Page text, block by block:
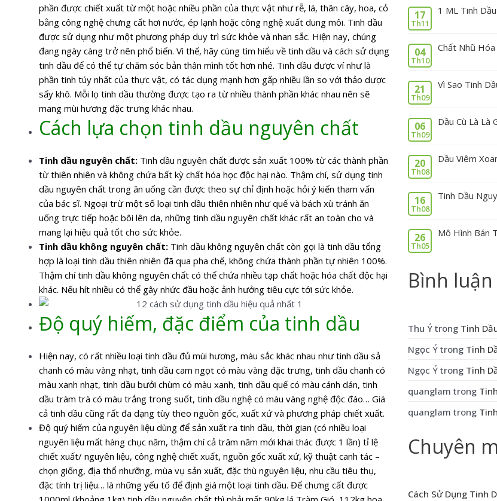
phần được chiết xuất từ một hoặc nhiều phần của thực vật như rễ, lá, thân cây, hoa, cỏ
bằng công nghệ chưng cất hơi nước, ép lạnh hoặc công nghệ xuất dung môi. Tinh dầu
được sử dụng như một phương pháp duy trì sức khỏe và nhan sắc. Hiện nay, chúng
đang ngày càng trở nên phổ biến. Vì thế, hãy cùng tìm hiểu về tinh dầu và cách sử dụng
tinh dầu để có thể tự chăm sóc bản thân mình tốt hơn nhé. Tinh dầu được ví như là
phần tinh túy nhất của thực vật, có tác dụng mạnh hơn gấp nhiều lần so với thảo dược
sấy khô. Mỗi lọ tinh dầu thường được tạo ra từ nhiều thành phần khác nhau nên sẽ
mang mùi hương đặc trưng khác nhau.
Cách lựa chọn tinh dầu nguyên chất
Tinh dầu nguyên chất: Tinh dầu nguyên chất được sản xuất 100% từ các thành phần
từ thiên nhiên và không chứa bất kỳ chất hóa học độc hại nào. Thậm chí, sử dụng tinh
dầu nguyên chất trong ăn uống cần được theo sự chỉ định hoặc hỏi ý kiến tham vấn
của bác sĩ. Ngoại trừ một số loại tinh dầu thiên nhiên như quế và bách xù tránh ăn
uống trực tiếp hoặc bôi lên da, những tinh dầu nguyên chất khác rất an toàn cho và
mang lại hiệu quả tốt cho sức khỏe.
Tinh dầu không nguyên chất: Tinh dầu không nguyên chất còn gọi là tinh dầu tổng
hợp là loại tinh dầu thiên nhiên đã qua pha chế, không chứa thành phần tự nhiên 100%.
Thậm chí tinh dầu không nguyên chất có thể chứa nhiều tạp chất hoặc hóa chất độc hại
khác. Nếu hít nhiều có thể gây nhức đầu hoặc ảnh hưởng tiêu cực tới sức khỏe.
Độ quý hiếm, đặc điểm của tinh dầu
Hiện nay, có rất nhiều loại tinh dầu đủ mùi hương, màu sắc khác nhau như tinh dầu sả
chanh có màu vàng nhạt, tinh dầu cam ngọt có màu vàng đặc trưng, tinh dầu chanh có
màu xanh nhạt, tinh dầu bưởi chùm có màu xanh, tinh dầu quế có màu cánh dán, tinh
dầu tràm trà có màu trắng trong suốt, tinh dầu nghệ có màu vàng nghệ độc đáo… Giá
cả tinh dầu cũng rất đa dạng tùy theo nguồn gốc, xuất xứ và phương pháp chiết xuất.
Độ quý hiếm của nguyên liệu dùng để sản xuất ra tinh dầu, thời gian (có nhiều loại
nguyên liệu mất hàng chục năm, thậm chí cả trăm năm mới khai thác được 1 lần) tỉ lệ
chiết xuất/ nguyên liệu, công nghệ chiết xuất, nguồn gốc xuất xứ, kỹ thuật canh tác –
chọn giống, địa thổ nhưỡng, mùa vụ sản xuất, đặc thù nguyên liệu, nhu cầu tiêu thụ,
đặc tính trị liệu… là những yếu tố để định giá một loại tinh dầu. Để chưng cất được
17
Th11
1 ML Tinh
04
Th10
Chất Nhũ Hóa
21
Th09
Vì Sao Tinh
06
Th09
Dầu Cù Là Là
20
Th08
Dầu Viêm
16
Th08
Tinh Dầu
26
Th05
Mô Hình Bán
Bình
Thu Ý trong Tinh
Ngọc Ý trong Tinh
Ngọc Ý trong Tinh
quanglam trong
quanglam trong
Chuyên
Cách Sử Dụng Tinh